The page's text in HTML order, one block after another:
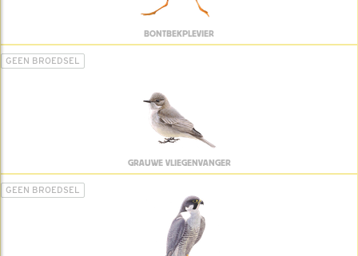
BONTBEKPLEVIER
GEEN BROEDSEL
GRAUWE VLIEGENVANGER
GEEN BROEDSEL